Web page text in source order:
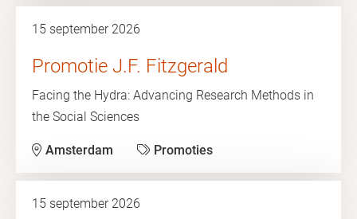
15 september 2026
Promotie J.F. Fitzgerald
Facing the Hydra: Advancing Research Methods in
the Social Sciences
Amsterdam Promoties
15 september 2026